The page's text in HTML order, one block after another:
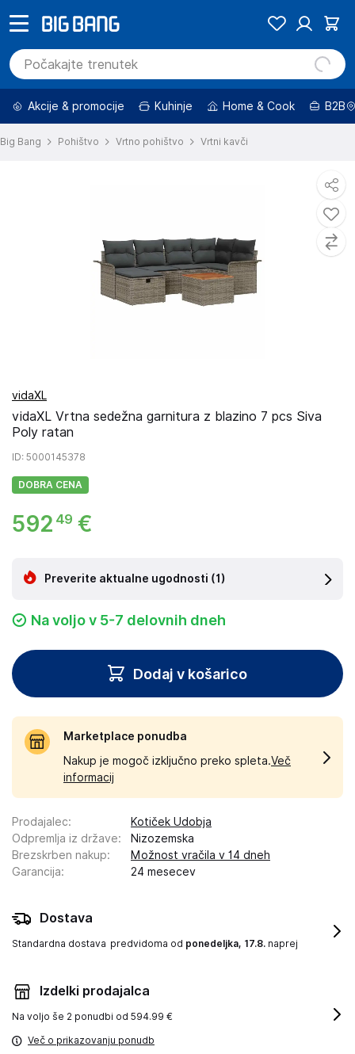
Akcije & promocije Kuhinje Home & Cook B2B
Big Bang Pohištvo Vrtno pohištvo Vrtni kavči
vidaXL
vidaXL Vrtna sedežna garnitura z blazino 7 pcs Siva
Poly ratan
ID: 5000145378
DOBRA CENA
592 49 €
Preverite aktualne ugodnosti (1)
Na voljo v 5-7 delovnih dneh
Dodaj v košarico
Marketplace ponudba
Nakup je mogoč izključno preko spleta.Več
informacij
Prodajalec:
Kotiček Udobja
Odpremlja iz države:
Nizozemska
Brezskrben nakup:
Možnost vračila v 14 dneh
Garancija: 24 mesecev
Dostava
Standardna dostava predvidoma od ponedeljka, 17.8. naprej
Izdelki prodajalca
Na voljo še 2 ponudbi od 594.99 €
Več o prikazovanju ponudb